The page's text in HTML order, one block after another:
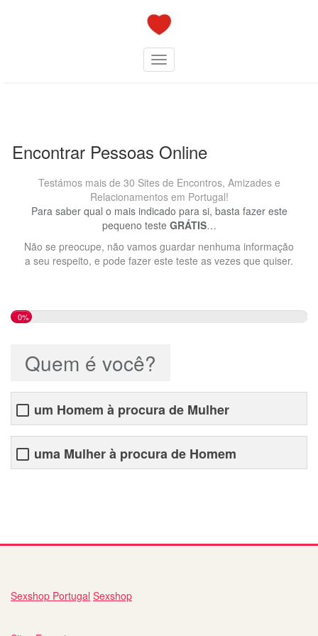
Toggle navigation
Encontrar Pessoas Online
Testámos mais de 30 Sites de Encontros, Amizades e
Relacionamentos em Portugal!
Para saber qual o mais indicado para si, basta fazer este
pequeno teste GRÁTIS…
Não se preocupe, não vamos guardar nenhuma informação
a seu respeito, e pode fazer este teste as vezes que quiser.
0%
Quem é você?
um Homem à procura de Mulher
uma Mulher à procura de Homem
Sexshop Portugal Sexshop